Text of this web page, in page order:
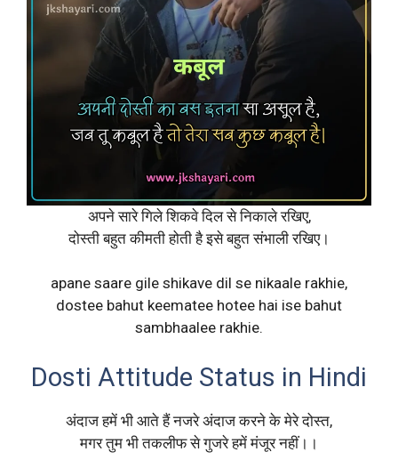
अपने सारे गिले शिकवे दिल से निकाले रखिए,
दोस्ती बहुत कीमती होती है इसे बहुत संभाली रखिए।
apane saare gile shikave dil se nikaale rakhie,
dostee bahut keematee hotee hai ise bahut
sambhaalee rakhie.
Dosti Attitude Status in Hindi
अंदाज हमें भी आते हैं नजरे अंदाज करने के मेरे दोस्त,
मगर तुम भी तकलीफ से गुजरे हमें मंजूर नहीं।।